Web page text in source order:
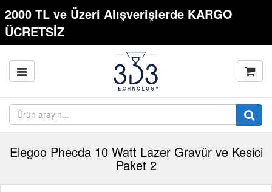
2000 TL ve Üzeri Alışverişlerde KARGO
ÜCRETSİZ
Elegoo Phecda 10 Watt Lazer Gravür ve Kesici
Paket 2